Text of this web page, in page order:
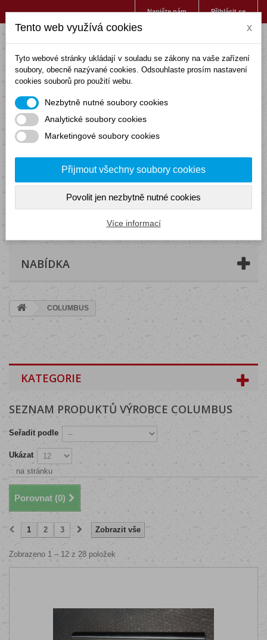
Přihlásit se
Napište nám
(prázdný)
NABÍDKA
COLUMBUS
KATEGORIE
SEZNAM PRODUKTŮ VÝROBCE COLUMBUS
Seřadit podle
Ukázat
na stránku
Porovnat (0)
Zobrazit vše
1 2 3
Zobrazeno 1 – 12 z 28 položek
Tento web využívá cookies x
Tyto webové stránky ukládají v souladu se zákony na vaše zařízení
soubory, obecně nazývané cookies. Odsouhlaste prosím nastavení
cookies souborů pro použití webu.
Nezbytně nutné soubory cookies
Analytické soubory cookies
Marketingové soubory cookies
Přijmout všechny soubory cookies
Povolit jen nezbytně nutné cookies
Více informací